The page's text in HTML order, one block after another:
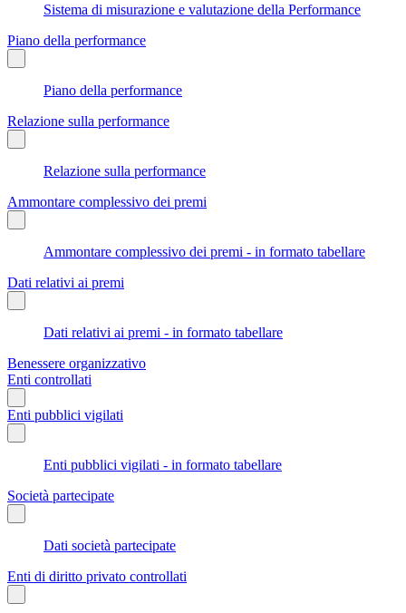
Sistema di misurazione e valutazione della Performance
Piano della performance
Piano della performance
Relazione sulla performance
Relazione sulla performance
Ammontare complessivo dei premi
Ammontare complessivo dei premi - in formato tabellare
Dati relativi ai premi
Dati relativi ai premi - in formato tabellare
Benessere organizzativo
Enti controllati
Enti pubblici vigilati
Enti pubblici vigilati - in formato tabellare
Società partecipate
Dati società partecipate
Enti di diritto privato controllati